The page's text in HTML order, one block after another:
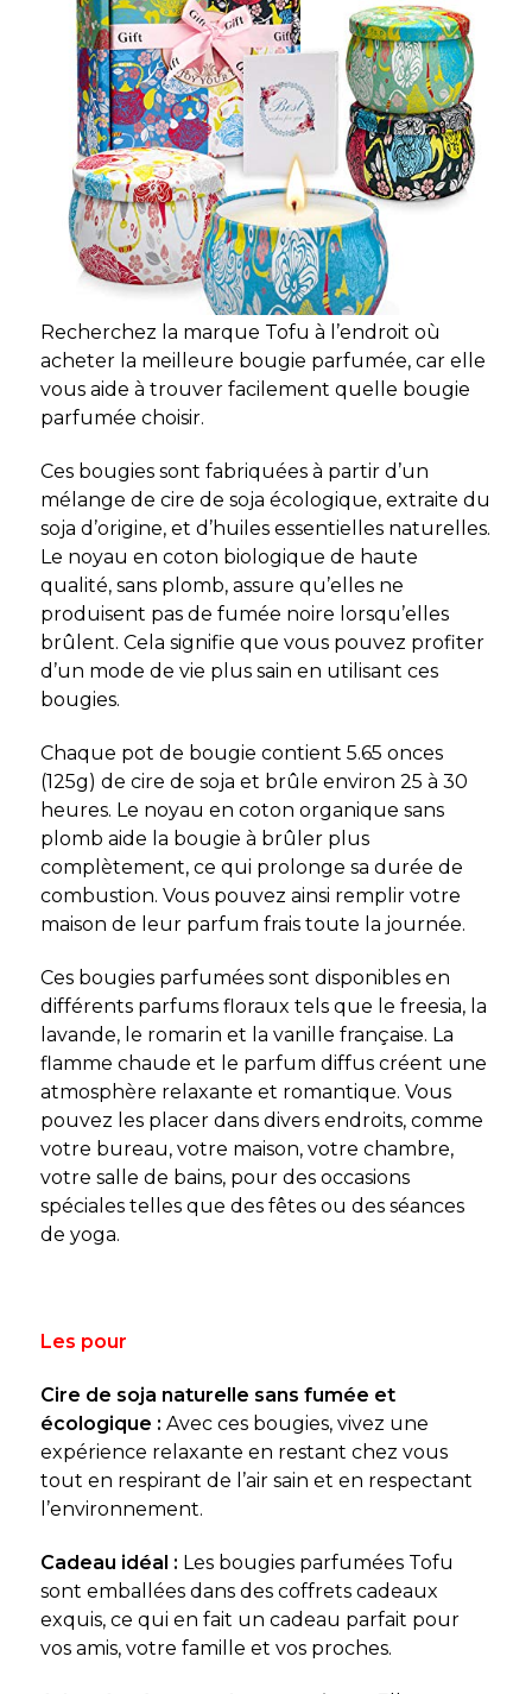
Recherchez la marque Tofu à l’endroit où
acheter la meilleure bougie parfumée, car elle
vous aide à trouver facilement quelle bougie
parfumée choisir.
Ces bougies sont fabriquées à partir d’un
mélange de cire de soja écologique, extraite du
soja d’origine, et d’huiles essentielles naturelles.
Le noyau en coton biologique de haute
qualité, sans plomb, assure qu’elles ne
produisent pas de fumée noire lorsqu’elles
brûlent. Cela signifie que vous pouvez profiter
d’un mode de vie plus sain en utilisant ces
bougies.
Chaque pot de bougie contient 5.65 onces
(125g) de cire de soja et brûle environ 25 à 30
heures. Le noyau en coton organique sans
plomb aide la bougie à brûler plus
complètement, ce qui prolonge sa durée de
combustion. Vous pouvez ainsi remplir votre
maison de leur parfum frais toute la journée.
Ces bougies parfumées sont disponibles en
différents parfums floraux tels que le freesia, la
lavande, le romarin et la vanille française. La
flamme chaude et le parfum diffus créent une
atmosphère relaxante et romantique. Vous
pouvez les placer dans divers endroits, comme
votre bureau, votre maison, votre chambre,
votre salle de bains, pour des occasions
spéciales telles que des fêtes ou des séances
de yoga.
Les pour
Cire de soja naturelle sans fumée et
écologique : Avec ces bougies, vivez une
expérience relaxante en restant chez vous
tout en respirant de l’air sain et en respectant
l’environnement.
Cadeau idéal : Les bougies parfumées Tofu
sont emballées dans des coffrets cadeaux
exquis, ce qui en fait un cadeau parfait pour
vos amis, votre famille et vos proches.